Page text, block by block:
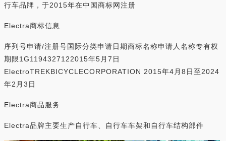
行车品牌，于2015年在中国商标网注册
Electra商标信息
序列号申请/注册号国际分类申请日期商标名称申请人名称专有权
期限1G1194327122015年5月7日
ElectroTREKBICYCLECORPORATION 2015年4月8日至2024
年2月3日
Electra商品服务
Electra品牌主要生产自行车、自行车车架和自行车结构部件